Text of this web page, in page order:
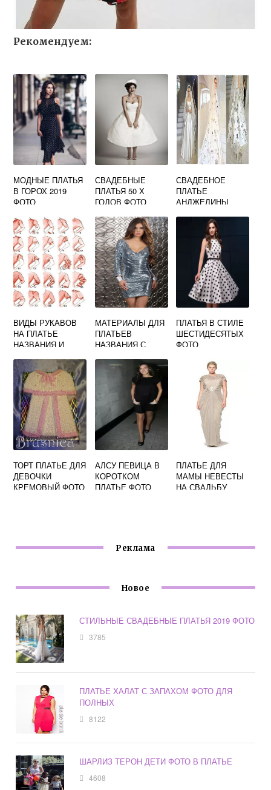
Рекомендуем:
МОДНЫЕ ПЛАТЬЯ
В ГОРОХ 2019
ФОТО
СВАДЕБНЫЕ
ПЛАТЬЯ 50 Х
ГОДОВ ФОТО
СВАДЕБНОЕ
ПЛАТЬЕ
АНДЖЕЛИНЫ
ВИДЫ РУКАВОВ
НА ПЛАТЬЕ
НАЗВАНИЯ И
МАТЕРИАЛЫ ДЛЯ
ПЛАТЬЕВ
НАЗВАНИЯ С
ПЛАТЬЯ В СТИЛЕ
ШЕСТИДЕСЯТЫХ
ФОТО
ТОРТ ПЛАТЬЕ ДЛЯ
ДЕВОЧКИ
КРЕМОВЫЙ ФОТО
АЛСУ ПЕВИЦА В
КОРОТКОМ
ПЛАТЬЕ ФОТО
ПЛАТЬЕ ДЛЯ
МАМЫ НЕВЕСТЫ
НА СВАДЬБУ
Реклама
Новое
СТИЛЬНЫЕ СВАДЕБНЫЕ ПЛАТЬЯ 2019 ФОТО
3785
ПЛАТЬЕ ХАЛАТ С ЗАПАХОМ ФОТО ДЛЯ
ПОЛНЫХ
8122
ШАРЛИЗ ТЕРОН ДЕТИ ФОТО В ПЛАТЬЕ
4608